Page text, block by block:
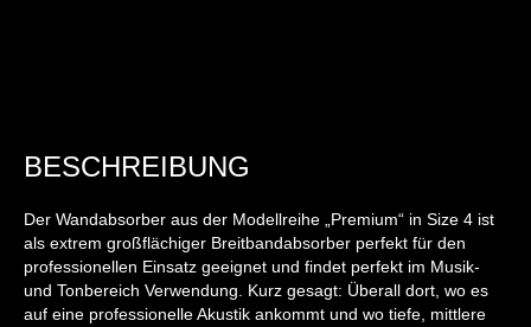
BESCHREIBUNG
Der Wandabsorber aus der Modellreihe „Premium“ in Size 4 ist
als extrem großflächiger Breitbandabsorber perfekt für den
professionellen Einsatz geeignet und findet perfekt im Musik-
und Tonbereich Verwendung. Kurz gesagt: Überall dort, wo es
auf eine professionelle Akustik ankommt und wo tiefe, mittlere